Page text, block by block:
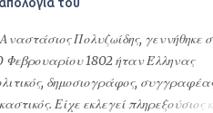
Πάτρα τη 18η Ιανουάριου 2024,
την υπόθεση μεταξύ: Του
. του . και της ., κατοίκου
Αττικής, επί της οδού . αρ. ., με
..., ο οποίος παραστάθηκε δια της
Πολυζωίδης, γεννήθηκε
Φεβρουαρίου 1802 ήταν Έλληνας
δημοσιογράφος,
Είχε εκλεγεί πληρεξούσιος